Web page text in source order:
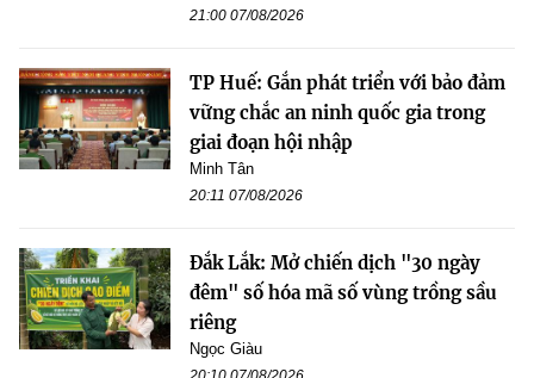
21:00 07/08/2026
TP Huế: Gắn phát triển với bảo đảm
vững chắc an ninh quốc gia trong
giai đoạn hội nhập
Minh Tân
20:11 07/08/2026
Đắk Lắk: Mở chiến dịch "30 ngày
đêm" số hóa mã số vùng trồng sầu
riêng
Ngọc Giàu